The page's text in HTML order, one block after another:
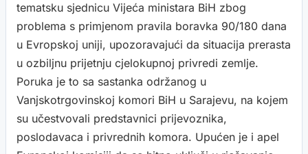
tematsku sjednicu Vijeća ministara BiH zbog
problema s primjenom pravila boravka 90/180 dana
u Evropskoj uniji, upozoravajući da situacija prerasta
u ozbiljnu prijetnju cjelokupnoj privredi zemlje.
Poruka je to sa sastanka održanog u
Vanjskotrgovinskoj komori BiH u Sarajevu, na kojem
su učestvovali predstavnici prijevoznika,
poslodavaca i privrednih komora. Upućen je i apel